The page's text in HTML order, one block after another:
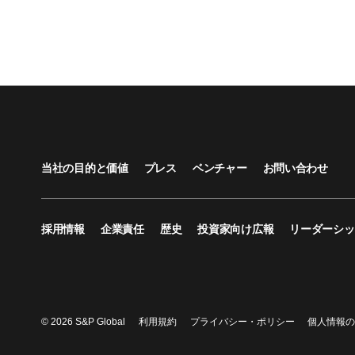
当社の目的と価値 プレス ベンチャー お問い合わせ
採用情報 企業責任 歴史 投資家向け広報 リーダーシ
© 2026 S&P Global 利用規約 プライバシー・ポリシー 個人情報